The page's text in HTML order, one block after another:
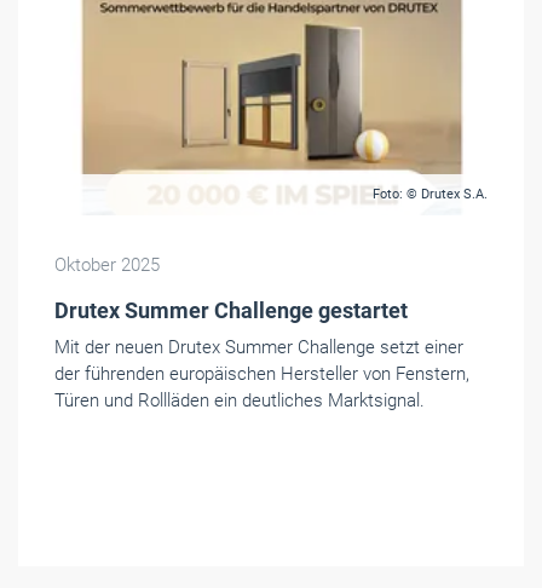
Foto: © Drutex S.A.
Oktober 2025
Drutex Summer Challenge gestartet
Mit der neuen Drutex Summer Challenge setzt einer
der führenden europäischen Hersteller von Fenstern,
Türen und Rollläden ein deutliches Marktsignal.